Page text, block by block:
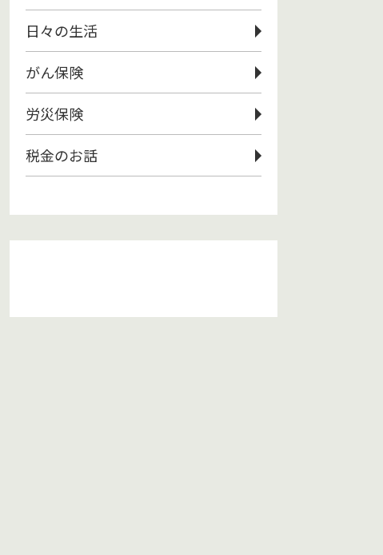
日々の生活
がん保険
労災保険
税金のお話